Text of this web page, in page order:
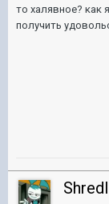
то халявное? как
получить